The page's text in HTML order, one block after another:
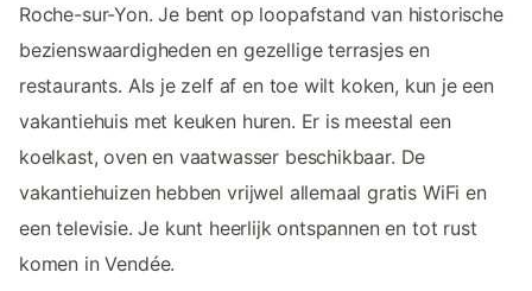
Roche-sur-Yon. Je bent op loopafstand van historische
bezienswaardigheden en gezellige terrasjes en
restaurants. Als je zelf af en toe wilt koken, kun je een
vakantiehuis met keuken huren. Er is meestal een
koelkast, oven en vaatwasser beschikbaar. De
vakantiehuizen hebben vrijwel allemaal gratis WiFi en
een televisie. Je kunt heerlijk ontspannen en tot rust
komen in Vendée.